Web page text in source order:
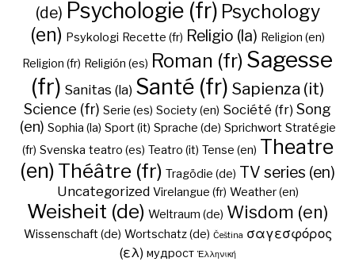
(de) Psychologie (fr) Psychology
(en) Psykologi Recette (fr) Religio (la) Religion (en)
Religion (fr) Religión (es) Roman (fr) Sagesse
(fr) Sanitas (la) Santé (fr) Sapienza (it)
Science (fr) Serie (es) Society (en) Société (fr) Song
(en) Sophia (la) Sport (it) Sprache (de) Sprichwort Stratégie
(fr) Svenska teatro (es) Teatro (it) Tense (en) Theatre
(en) Théâtre (fr) Tragödie (de) TV series (en)
Uncategorized Virelangue (fr) Weather (en)
Weisheit (de) Weltraum (de) Wisdom (en)
Wissenschaft (de) Wortschatz (de) Čeština σαγεσφόρος
(ελ) мудрост Ἑλληνική